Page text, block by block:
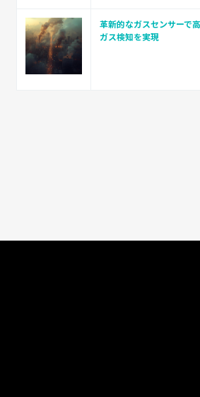
革新的なガスセンサーで
ガス検知を実現